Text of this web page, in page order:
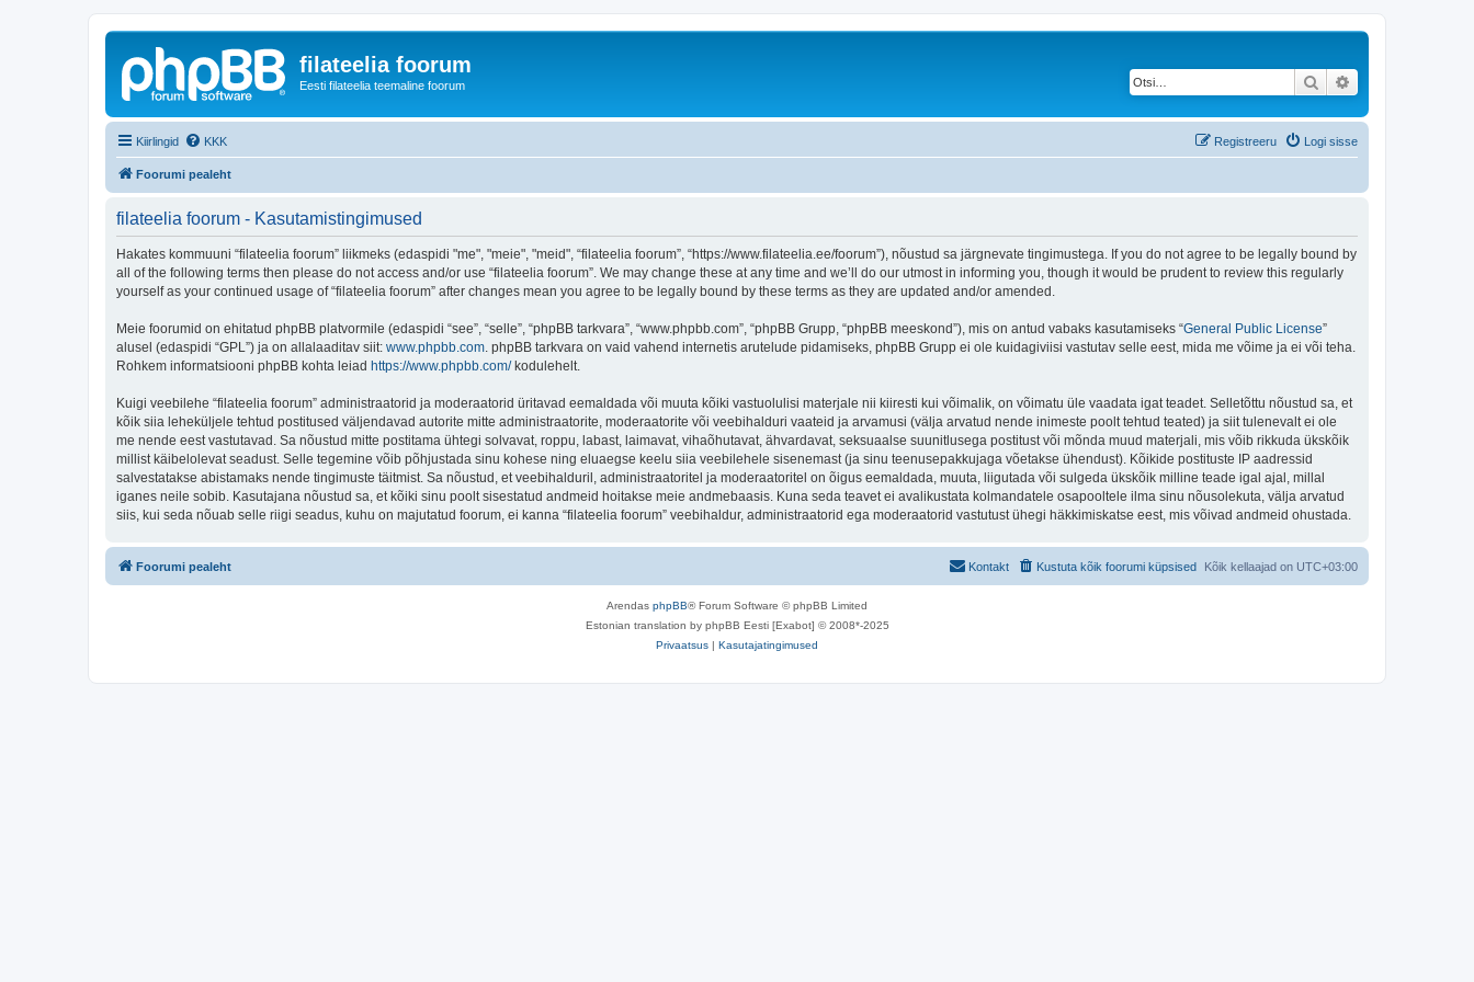
filateelia foorum
Eesti filateelia teemaline foorum Otsi
Kiirlingid KKK Logi sisse
Registreeru
Foorumi pealeht
filateelia foorum - Kasutamistingimused
Hakates kommuuni “filateelia foorum” liikmeks (edaspidi "me", "meie", "meid", “filateelia foorum”, “https://www.filateelia.ee/foorum”), nõustud sa järgnevate tingimustega. If you do not agree to be legally bound by
all of the following terms then please do not access and/or use “filateelia foorum”. We may change these at any time and we’ll do our utmost in informing you, though it would be prudent to review this regularly
yourself as your continued usage of “filateelia foorum” after changes mean you agree to be legally bound by these terms as they are updated and/or amended.
Meie foorumid on ehitatud phpBB platvormile (edaspidi “see”, “selle”, “phpBB tarkvara”, “www.phpbb.com”, “phpBB Grupp, “phpBB meeskond”), mis on antud vabaks kasutamiseks “General Public License”
alusel (edaspidi “GPL”) ja on allalaaditav siit: www.phpbb.com . phpBB tarkvara on vaid vahend internetis arutelude pidamiseks, phpBB Grupp ei ole kuidagiviisi vastutav selle eest, mida me võime ja ei või teha.
Rohkem informatsiooni phpBB kohta leiad https://www.phpbb.com/kodulehelt.
Kuigi veebilehe “filateelia foorum” administraatorid ja moderaatorid üritavad eemaldada või muuta kõiki vastuolulisi materjale nii kiiresti kui võimalik, on võimatu üle vaadata igat teadet. Selletõttu nõustud sa, et
kõik siia leheküljele tehtud postitused väljendavad autorite mitte administraatorite, moderaatorite või veebihalduri vaateid ja arvamusi (välja arvatud nende inimeste poolt tehtud teated) ja siit tulenevalt ei ole
me nende eest vastutavad. Sa nõustud mitte postitama ühtegi solvavat, roppu, labast, laimavat, vihaõhutavat, ähvardavat, seksuaalse suunitlusega postitust või mõnda muud materjali, mis võib rikkuda ükskõik
millist käibelolevat seadust. Selle tegemine võib põhjustada sinu kohese ning eluaegse keelu siia veebilehele sisenemast (ja sinu teenusepakkujaga võetakse ühendust). Kõikide postituste IP aadressid
salvestatakse abistamaks nende tingimuste täitmist. Sa nõustud, et veebihalduril, administraatoritel ja moderaatoritel on õigus eemaldada, muuta, liigutada või sulgeda ükskõik milline teade igal ajal, millal
iganes neile sobib. Kasutajana nõustud sa, et kõiki sinu poolt sisestatud andmeid hoitakse meie andmebaasis. Kuna seda teavet ei avalikustata kolmandatele osapooltele ilma sinu nõusolekuta, välja arvatud
siis, kui seda nõuab selle riigi seadus, kuhu on majutatud foorum, ei kanna “filateelia foorum” veebihaldur, administraatorid ega moderaatorid vastutust ühegi häkkimiskatse eest, mis võivad andmeid ohustada.
Foorumi pealeht Kõik kellaajad on UTC+03:00
Kustuta kõik foorumi küpsised
Kontakt
Arendas phpBB® Forum Software © phpBB Limited
Estonian translation by phpBB Eesti [Exabot] © 2008*-2025
Privaatsus | Kasutajatingimused